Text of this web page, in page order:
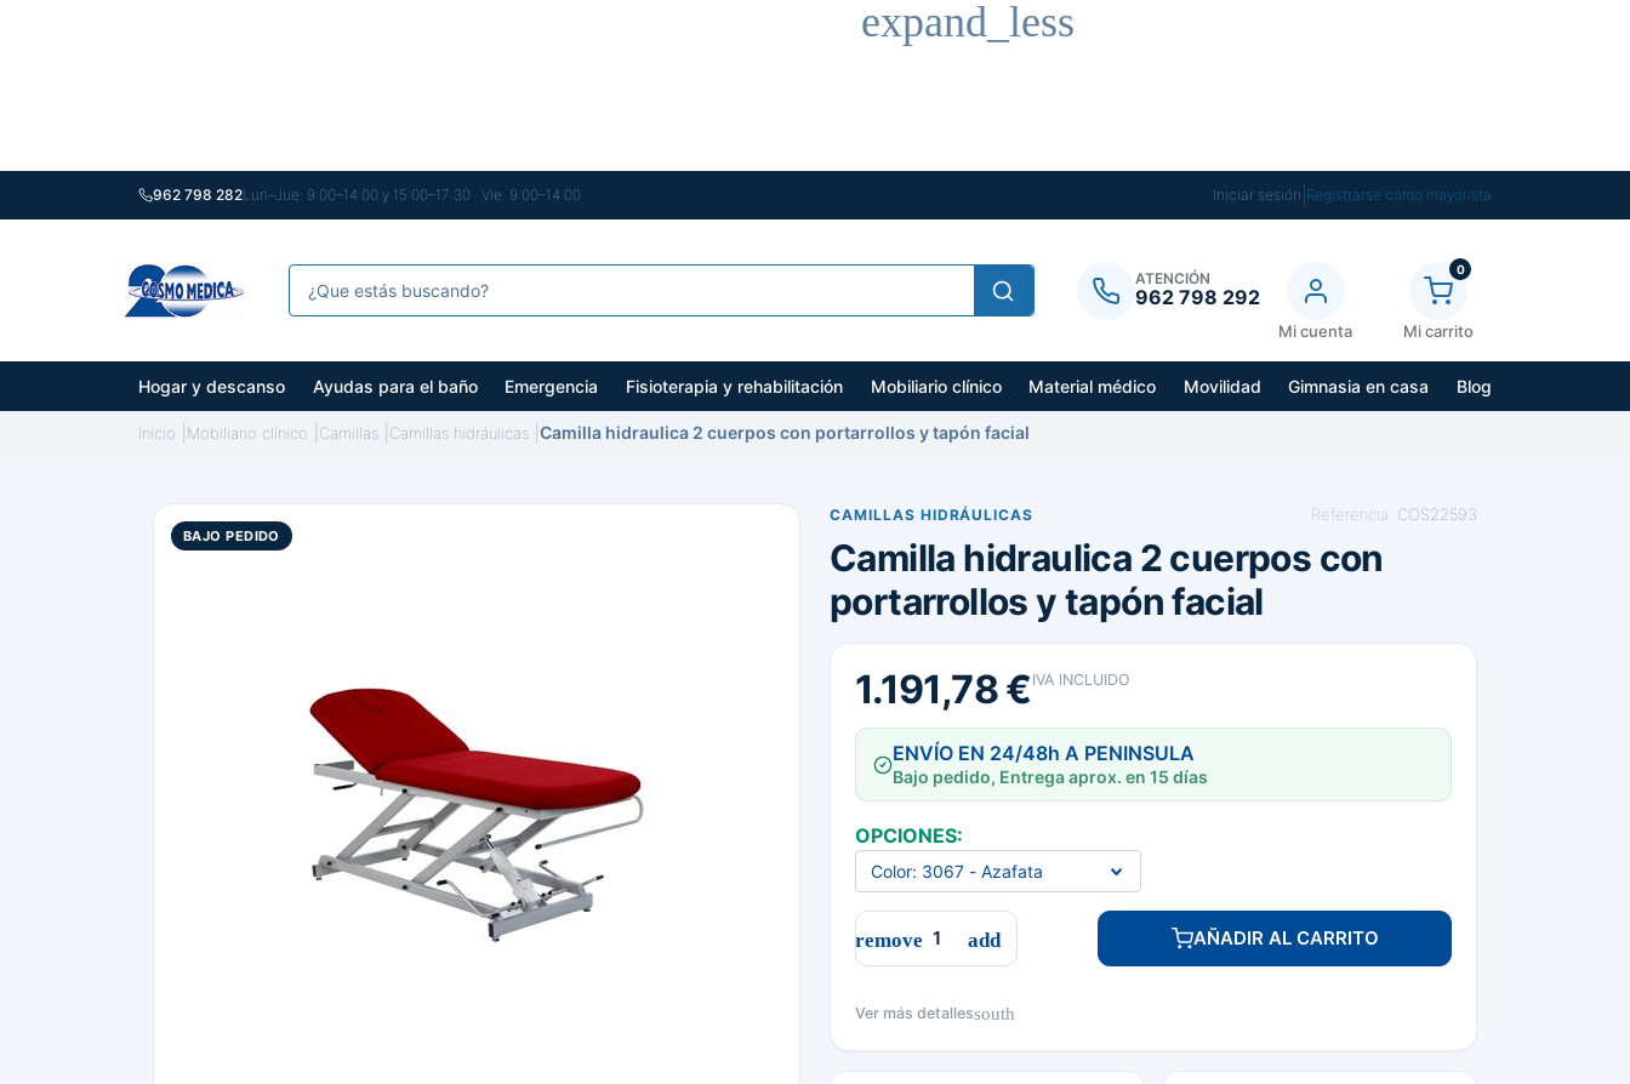
962 798 282Lun–Jue: 9:00–14:00 y 15:00–17:30 · Vie: 9:00–14:00 Iniciar sesión Registrarse como mayorista
ATENCIÓN
962 798 292
Mi cuenta
0
Mi carrito
Hogar y descanso Ayudas para el baño Emergencia Fisioterapia y rehabilitación Mobiliario clínico Material médico Movilidad Gimnasia en casa Blog
Inicio Mobiliario clínico Camillas Camillas hidráulicas Camilla hidraulica 2 cuerpos con portarrollos y tapón facial
BAJO PEDIDO
expand_less
CAMILLAS HIDRÁULICAS Referencia: COS22593
Camilla hidraulica 2 cuerpos con
portarrollos y tapón facial
1.191,78 € IVA INCLUIDO
ENVÍO EN 24/48h A PENINSULA
Bajo pedido, Entrega aprox. en 15 días
OPCIONES:
AÑADIR AL CARRITO
Ver más detallessouth